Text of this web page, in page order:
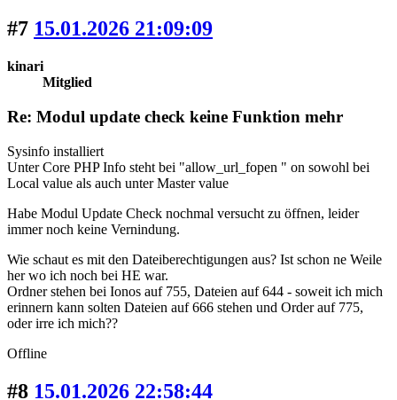
#7 15.01.2026 21:09:09
kinari
Mitglied
Re: Modul update check keine Funktion mehr
Sysinfo installiert
Unter Core PHP Info steht bei "allow_url_fopen " on sowohl bei
Local value als auch unter Master value
Habe Modul Update Check nochmal versucht zu öffnen, leider
immer noch keine Vernindung.
Wie schaut es mit den Dateiberechtigungen aus? Ist schon ne Weile
her wo ich noch bei HE war.
Ordner stehen bei Ionos auf 755, Dateien auf 644 - soweit ich mich
erinnern kann solten Dateien auf 666 stehen und Order auf 775,
oder irre ich mich??
Offline
#8 15.01.2026 22:58:44